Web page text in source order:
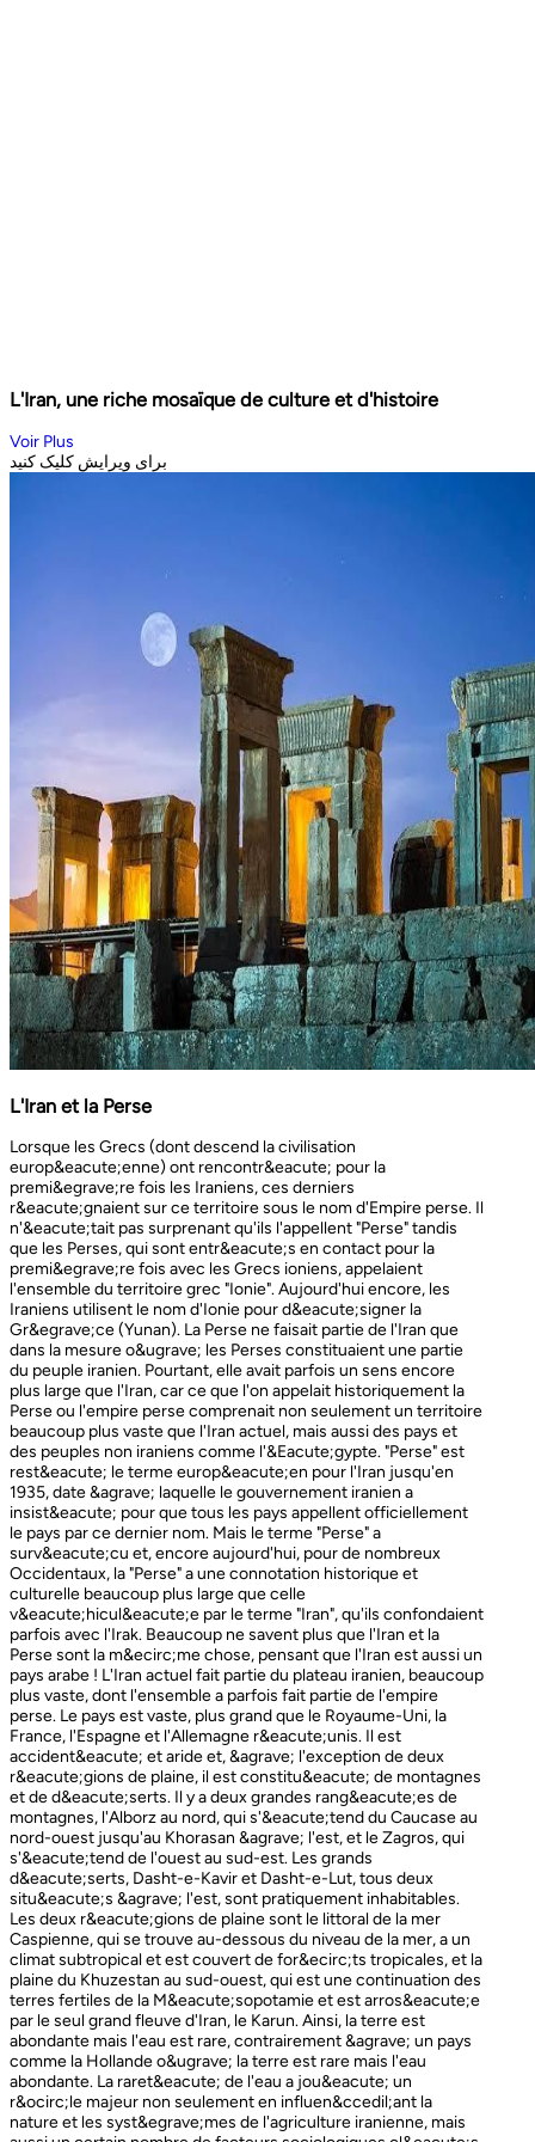
L'Iran, une riche mosaïque de culture et d'histoire
Voir Plus
برای ویرایش کلیک کنید
L'Iran et la Perse
Lorsque les Grecs (dont descend la civilisation europ&eacute;enne) ont rencontr&eacute; pour la premi&egrave;re fois les Iraniens, ces derniers r&eacute;gnaient sur ce territoire sous le nom d'Empire perse. Il n'&eacute;tait pas surprenant qu'ils l'appellent "Perse" tandis que les Perses, qui sont entr&eacute;s en contact pour la premi&egrave;re fois avec les Grecs ioniens, appelaient l'ensemble du territoire grec "Ionie". Aujourd'hui encore, les Iraniens utilisent le nom d'Ionie pour d&eacute;signer la Gr&egrave;ce (Yunan). La Perse ne faisait partie de l'Iran que dans la mesure o&ugrave; les Perses constituaient une partie du peuple iranien. Pourtant, elle avait parfois un sens encore plus large que l'Iran, car ce que l'on appelait historiquement la Perse ou l'empire perse comprenait non seulement un territoire beaucoup plus vaste que l'Iran actuel, mais aussi des pays et des peuples non iraniens comme l'&Eacute;gypte. "Perse" est rest&eacute; le terme europ&eacute;en pour l'Iran jusqu'en 1935, date &agrave; laquelle le gouvernement iranien a insist&eacute; pour que tous les pays appellent officiellement le pays par ce dernier nom. Mais le terme "Perse" a surv&eacute;cu et, encore aujourd'hui, pour de nombreux Occidentaux, la "Perse" a une connotation historique et culturelle beaucoup plus large que celle v&eacute;hicul&eacute;e par le terme "Iran", qu'ils confondaient parfois avec l'Irak. Beaucoup ne savent plus que l'Iran et la Perse sont la m&ecirc;me chose, pensant que l'Iran est aussi un pays arabe ! L'Iran actuel fait partie du plateau iranien, beaucoup plus vaste, dont l'ensemble a parfois fait partie de l'empire perse. Le pays est vaste, plus grand que le Royaume-Uni, la France, l'Espagne et l'Allemagne r&eacute;unis. Il est accident&eacute; et aride et, &agrave; l'exception de deux r&eacute;gions de plaine, il est constitu&eacute; de montagnes et de d&eacute;serts. Il y a deux grandes rang&eacute;es de montagnes, l'Alborz au nord, qui s'&eacute;tend du Caucase au nord-ouest jusqu'au Khorasan &agrave; l'est, et le Zagros, qui s'&eacute;tend de l'ouest au sud-est. Les grands d&eacute;serts, Dasht-e-Kavir et Dasht-e-Lut, tous deux situ&eacute;s &agrave; l'est, sont pratiquement inhabitables. Les deux r&eacute;gions de plaine sont le littoral de la mer Caspienne, qui se trouve au-dessous du niveau de la mer, a un climat subtropical et est couvert de for&ecirc;ts tropicales, et la plaine du Khuzestan au sud-ouest, qui est une continuation des terres fertiles de la M&eacute;sopotamie et est arros&eacute;e par le seul grand fleuve d'Iran, le Karun. Ainsi, la terre est abondante mais l'eau est rare, contrairement &agrave; un pays comme la Hollande o&ugrave; la terre est rare mais l'eau abondante. La raret&eacute; de l'eau a jou&eacute; un r&ocirc;le majeur non seulement en influen&ccedil;ant la nature et les syst&egrave;mes de l'agriculture iranienne, mais aussi un certain nombre de facteurs sociologiques cl&eacute;s, y compris la cause et la nature des &Eacute;tats iraniens. L'&eacute;tendue des montagnes et du d&eacute;sert a naturellement divis&eacute; la population iranienne en groupes relativement isol&eacute;s. Mais l'aridit&eacute; a jou&eacute; un r&ocirc;le encore plus important &agrave; cet &eacute;gard, et ce au niveau des plus petites unit&eacute;s sociales. Dans la majeure partie du pays, l'agriculture et l'&eacute;levage du b&eacute;tail n'&eacute;taient possibles que l&agrave; o&ugrave; l'eau de pluie naturelle, un petit ruisseau, un canal d'eau souterrain, appel&eacute; Qanat, ou une combinaison de ces &eacute;l&eacute;ments fournissait l'approvisionnement minimal n&eacute;cessaire en eau. Le Qanat ou Kariz est un d&eacute;veloppement ing&eacute;nieux des temps anciens, qui remonte &agrave; bien avant la fondation de l'empire perse. &Agrave; partir d'une nappe phr&eacute;atique existante dans les hautes terres, un tunnel est creus&eacute; sous le sol, en pente descendante vers les basses terres (pr&egrave;s des fermes environnantes) o&ugrave; il remonte &agrave; la surface. L'eau qui s'&eacute;coule de la source par gravit&eacute; est ensuite distribu&eacute;e par d'&eacute;troits canaux l&agrave; o&ugrave; elle est n&eacute;cessaire pour l'irrigation et d'autres usages. Le peuple iranien &Agrave; l'origine, les Iraniens &eacute;taient plus une ethnie qu'une nation et les perses se comptaient comme un groupe parmi un bon nombre des Iraniens. A part le pays qui s'appelle aujourd'hui l'Iran, l'Afghanistan et le Tadjikistan appartiennent &eacute;galement &agrave; un territoire iranien plus large dans leurs concepts historiques et culturels. En plus la domaine culturelle iranienne d&eacute;passe encore plus loin que la fronti&egrave;re de l&rsquo;ensemble de ces trois pays et s'&eacute;tendant jusqu&rsquo;au cot&eacute; nordique de l'Inde, l'Ouzb&eacute;kistan, le Turkm&eacute;nistan, le Caucase et l'Anatolie : Aujourd&rsquo;hui , c&rsquo;est ce que l&rsquo;on appelle &lsquo;&rsquo; Monde Persan&rsquo;&rsquo; La langue persane est une des langues iraniennes, alors qu&rsquo;il en existe d'autres vari&eacute;t&eacute;s dont le kurde et le pashto. En Iran, certaines langues locales sont encore parl&eacute;es en tant que des langues vivantes tandis que d&rsquo;autre langues r&eacute;gionales que l&rsquo;iranienne sont &eacute;galement parl&eacute;s en Iran tels que le turc et l&rsquo;arabe. En plus, d'autres formats de la langue persane sont parl&eacute;es en Afghanistan et au Tadjikistan, si bien que les r&eacute;sidents dans ces trois pays arrivent &agrave; se comprendre lors de la conversation et de la communication litt&eacute;raire. Egalement d'autres dialectes persans sont parl&eacute;s en Iran. A vraie dire , n&rsquo;importe quel argument &agrave; propos de l&rsquo;histoire de l&rsquo;Iran, de son &eacute;conomie et de sa politique ne serait pas raisonnable sauf qu&rsquo;on puisse tenir en compte les nomades qui ont &eacute;tabli leurs royaume &agrave; partir de l&rsquo;&eacute;poque des Perses au Qajars qui r&eacute;gnaient jusuq&rsquo;aux20&egrave;me si&egrave;cle. Suit &agrave; la recherches des p&acirc;turages encore plus verts et des sols fertils, diff&eacute;rents &eacute;thnies comme le turques, sont partis vers les r&eacute;gions au nord, nord-est et l&rsquo;est de la Perse . Apr&egrave;s avoir s&rsquo;h&eacute;berger , ils fallait qu&rsquo;ils se pr&eacute;par&egrave;rent pour faire face aux &eacute;nemies etrang&egrave;res . La s&egrave;cheresse, l&rsquo;aridit&eacute; et la densit&eacute; de la population dan leurs propres r&eacute;gions fut la cause de l&rsquo;immigration vers la Perse. D&rsquo;autre part la manqu&eacute; de la pluie et l&rsquo;aridit&eacute; en Iran causait la miragartion des gens vers des r&eacute;gions plus verts : ils se d&eacute;pla&ccedil;aient tous les ann&eacute;es, pour aller vers les r&eacute;gions o&ugrave; il faisait agr&eacute;able pendant l&rsquo;hiver et des r&eacute;gions o&ugrave; le climat faisait moins chaud au cours de l&rsquo;&eacute;t&eacute;. En comparaison avec les les s&eacute;dentaires, les nomades ont des puissances militaires et ils sont plus dynamiques, et plus nombreux que les villageoises qu'ils attaquaient. Ces particularit&eacute;s permettent &agrave; une tribu ou &agrave; un ensemble de tribus de faire diriger les autres vers la formation d&rsquo;un &eacute;tat central : Ensuite il faisait les n&eacute;cessaires pour collecter directement ou via un moyen indirect, la totalit&eacute; des produits agricoles exc&eacute;dentaires pour fournir les affaires financi&egrave;res. Ainsi il devient un &eacute;tat central et capable &agrave; taille de contr&ocirc;ler, d'administrer et de d&eacute;fendre ses vastes territoires. La plupart des souverains iraniens se d&eacute;pla&ccedil;aient la plupart du temps et cette caract&eacute;ristique est racin&eacute; dans leurs origines et leurs esprits. Par exemple les Ach&eacute;m&eacute;nides dirigeaient leurs trois capitales et se d&eacute;pla&ccedil;aient entre : Suse, Pers&eacute;polis et Ecbatane et parfois quatre si on fait inclure la Babylon. D&egrave;s le d&eacute;but ; tous les gouvernements iraniens jusqu&rsquo;au 20&egrave;me si&egrave;cle, on &eacute;t&eacute; fond&eacute;s par des tribus nomades et apr&egrave;s avoir &ecirc;tre uni au sein du gouvernement , il fallait se pr&eacute;parer pour faire face aux d&eacute;fis comme l&rsquo;invasion des nomades dans le pays et ceux qui pourraient attaquer depuis des terres au-del&agrave; des fronti&egrave;res. D'une mani&egrave;re historique, l'Iran a &eacute;t&eacute; le carrefour entre l'Asie et l'Europe, l'Est et l'Ouest. Les personnes, les biens ainsi que les croyances, les normes et produits culturels y sont pass&eacute;s, g&eacute;n&eacute;ralement d'est en ouest, mais pas toujours. L'influence orientale &eacute;tait telle que beaucoup des anciens mythes et l&eacute;gendes iraniens provenaient des terres orientales de l'Iran, bien que l'islam et les Arabes soient venus de la direction oppos&eacute;e. Cette situation g&eacute;ographique particuli&egrave;re a donn&eacute; lieu &agrave; ce que l'on peut appeler &laquo; l'effet carrefour &raquo;, &agrave; la fois d&eacute;stabilisant et enrichissant le pays ; rendant ses habitants hospitaliers et amicaux envers les &eacute;trangers et aussi tr&egrave;s conscients de leur particularit&eacute;. L'une des cons&eacute;quences de l'effet de carrefour est le fait que l'Iran est maintenant peupl&eacute; d&rsquo;une vari&eacute;t&eacute; de communaut&eacute;s ethniques et linguistiques incluant ceux dont la langue maternelle est le persan, ainsi que les Kurdes, les Turcs, les Arabes, les Baloutches, etc. On rencontre les Turcophones dans la r&eacute;gion Nord-ouest de l'Azerba&iuml;djan, aujourd'hui divis&eacute;e en plusieurs provinces, &agrave; la fronti&egrave;re de la Turquie et du Caucase. D'autres peuples turcophones, comme les Turkm&egrave;nes du Centre-nord-est et les tribus turcophones comm